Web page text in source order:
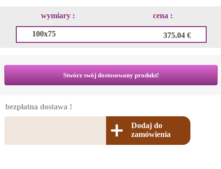
wymiary : cena :
100x75 375.04 €
Stwórz swój dostosowany produkt!
bezpłatna dostawa !
Dodaj do
zamówienia